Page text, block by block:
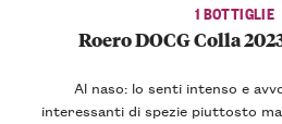
1 BOTTIGLIE
Roero DOCG Colla
Al naso: lo senti intenso e
interessanti di spezie piuttosto